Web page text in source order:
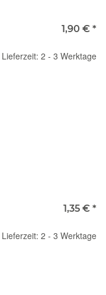
1,90 € *
Lieferzeit: 2 - 3 Werktage
1,35 € *
Lieferzeit: 2 - 3 Werktage